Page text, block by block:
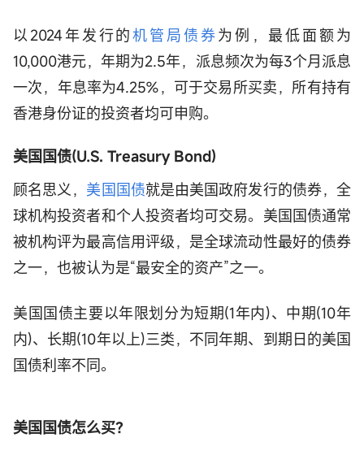
以2024年发行的机管局债券为例，最低面额为
10,000港元，年期为2.5年，派息频次为每3个月派息
一次，年息率为4.25%，可于交易所买卖，所有持有
香港身份证的投资者均可申购。
美国国债(U.S. Treasury Bond)
顾名思义， 美国国债就是由美国政府发行的债券，全
球机构投资者和个人投资者均可交易。美国国债通常
被机构评为最高信用评级，是全球流动性最好的债券
之一，也被认为是“最安全的资产”之一。
美国国债主要以年限划分为短期(1年内)、中期(10年
内)、长期(10年以上)三类，不同年期、到期日的美国
国债利率不同。
美国国债怎么买？